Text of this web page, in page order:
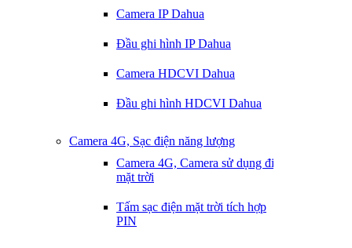
Camera IP Dahua
Đầu ghi hình IP Dahua
Camera HDCVI Dahua
Đầu ghi hình HDCVI Dahua
Camera 4G, Sạc điện năng lượng
Camera 4G, Camera sử dụng điện
mặt trời
Tấm sạc điện mặt trời tích hợp
PIN